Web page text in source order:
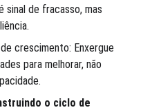
sinal de fracasso, mas
crescimento: Enxergue
para melhorar, não
o ciclo de